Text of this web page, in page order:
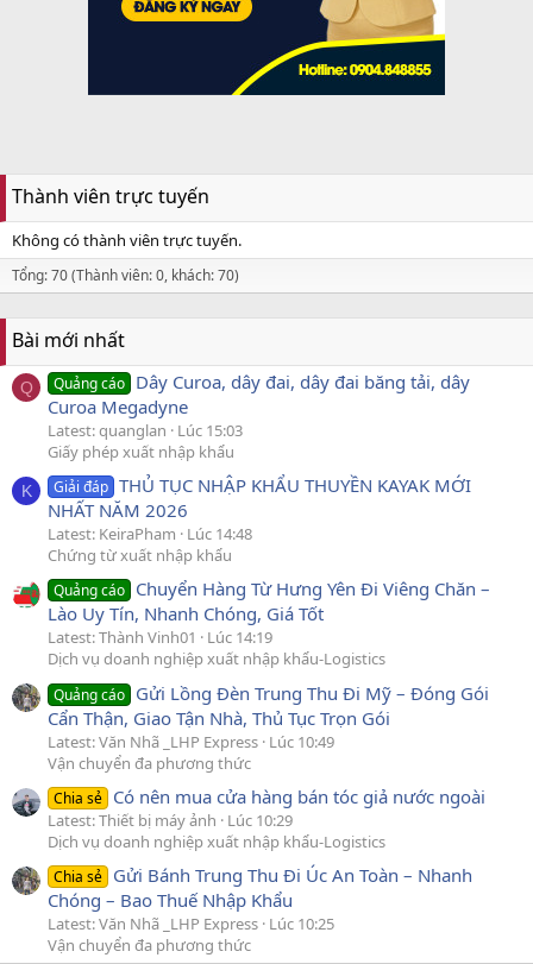
Thành viên trực tuyến
Không có thành viên trực tuyến.
Tổng: 70 (Thành viên: 0, khách: 70)
Bài mới nhất
Q Quảng cáo Dây Curoa, dây đai, dây đai băng tải, dây
Curoa Megadyne
Latest: quanglan
Lúc 15:03
Giấy phép xuất nhập khẩu
K Giải đáp THỦ TỤC NHẬP KHẨU THUYỀN KAYAK MỚI
NHẤT NĂM 2026
Latest: KeiraPham
Lúc 14:48
Chứng từ xuất nhập khẩu
Quảng cáo Chuyển Hàng Từ Hưng Yên Đi Viêng Chăn –
Lào Uy Tín, Nhanh Chóng, Giá Tốt
Latest: Thành Vinh01
Lúc 14:19
Dịch vụ doanh nghiệp xuất nhập khẩu-Logistics
Quảng cáo Gửi Lồng Đèn Trung Thu Đi Mỹ – Đóng Gói
Cẩn Thận, Giao Tận Nhà, Thủ Tục Trọn Gói
Latest: Văn Nhã _LHP Express Lúc 10:49
Vận chuyển đa phương thức
Chia sẻ Có nên mua cửa hàng bán tóc giả nước ngoài
Latest: Thiết bị máy ảnh
Lúc 10:29
Dịch vụ doanh nghiệp xuất nhập khẩu-Logistics
Chia sẻ Gửi Bánh Trung Thu Đi Úc An Toàn – Nhanh
Chóng – Bao Thuế Nhập Khẩu
Latest: Văn Nhã _LHP Express Lúc 10:25
Vận chuyển đa phương thức